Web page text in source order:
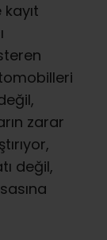
zarar
değil,